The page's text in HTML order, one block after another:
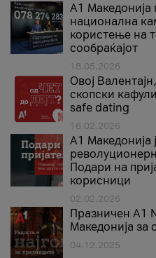
A1 Македонија
национална
користење на
сообраќајот
18.05.2026
Овој
скопски
safe dating
16.02.2026
А1 Македонија
Подари на
корисници
02.02.2026
Празничен A1
Македонија за
04.12.2025